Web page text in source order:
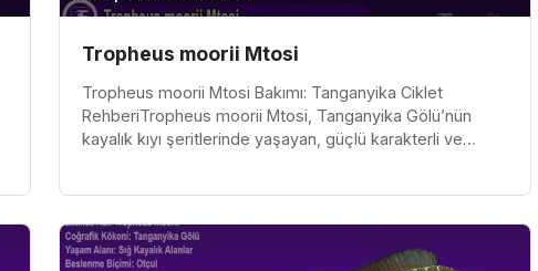
Tropheus moorii Mtosi
Tropheus moorii Mtosi Bakımı: Tanganyika Ciklet
RehberiTropheus moorii Mtosi, Tanganyika Gölü’nün
kayalık kıyı şeritlerinde yaşayan, güçlü karakterli ve